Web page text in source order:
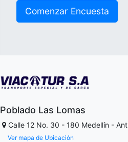
Comenzar Encuesta
Poblado Las Lomas
Calle 12 No. 30 - 180 Medellín -
Ver mapa de Ubicación